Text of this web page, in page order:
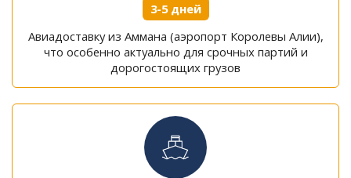
3-5 дней
Авиадоставку из Аммана (аэропорт Королевы Алии),
что особенно актуально для срочных партий и
дорогостоящих грузов